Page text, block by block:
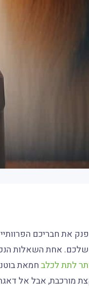
את חבריכם
אחת השאלות
לתת לכלבחמאת
מורכבת, אבל אל